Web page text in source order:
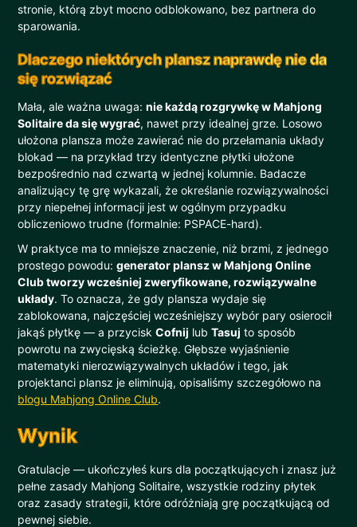
stronie, którą zbyt mocno odblokowano, bez partnera do
sparowania.
Dlaczego niektórych plansz naprawdę nie da
się rozwiązać
Mała, ale ważna uwaga:nie każdą rozgrywkę w Mahjong
Solitaire da się wygrać, nawet przy idealnej grze. Losowo
ułożona plansza może zawierać nie do przełamania układy
blokad — na przykład trzy identyczne płytki ułożone
bezpośrednio nad czwartą w jednej kolumnie. Badacze
analizujący tę grę wykazali, że określanie rozwiązywalności
przy niepełnej informacji jest w ogólnym przypadku
obliczeniowo trudne (formalnie: PSPACE-hard).
W praktyce ma to mniejsze znaczenie, niż brzmi, z jednego
prostego powodu:generator plansz w Mahjong Online
Club tworzy wcześniej zweryfikowane, rozwiązywalne
układy. To oznacza, że gdy plansza wydaje się
zablokowana, najczęściej wcześniejszy wybór pary osierocił
jakąś płytkę — a przyciskCofnij lubTasuj to sposób
powrotu na zwycięską ścieżkę. Głębsze wyjaśnienie
matematyki nierozwiązywalnych układów i tego, jak
projektanci plansz je eliminują, opisaliśmy szczegółowo na
blogu Mahjong Online Club.
Wynik
Gratulacje — ukończyłeś kurs dla początkujących i znasz już
pełne zasady Mahjong Solitaire, wszystkie rodziny płytek
oraz zasady strategii, które odróżniają grę początkującą od
pewnej siebie.